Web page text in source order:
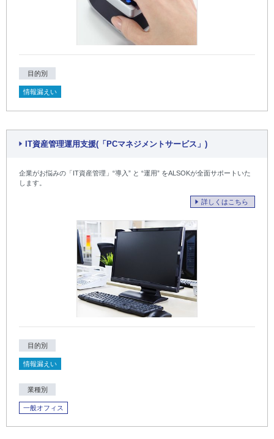
目的別
情報漏えい
IT資産管理運用支援(「PCマネジメントサービス」)
企業がお悩みの「IT資産管理」“導入” と “運用” をALSOKが全面サポートいた
します。
詳しくはこちら
目的別
情報漏えい
業種別
一般オフィス